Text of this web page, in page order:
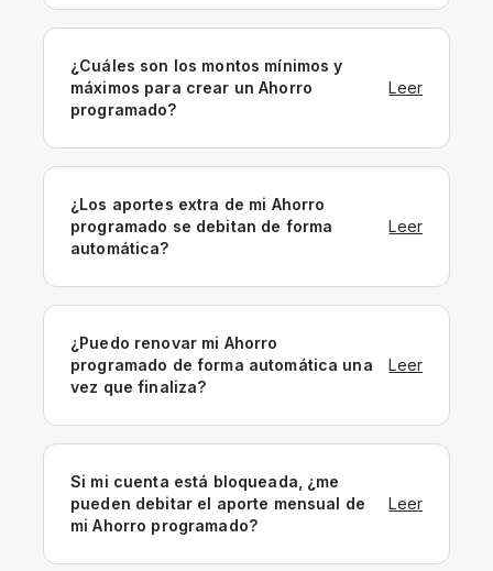
¿Cuáles son los montos mínimos y
máximos para crear un Ahorro
programado?
Leer
¿Los aportes extra de mi Ahorro
programado se debitan de forma
automática?
Leer
¿Puedo renovar mi Ahorro
programado de forma automática una
vez que finaliza?
Leer
Si mi cuenta está bloqueada, ¿me
pueden debitar el aporte mensual de
mi Ahorro programado?
Leer